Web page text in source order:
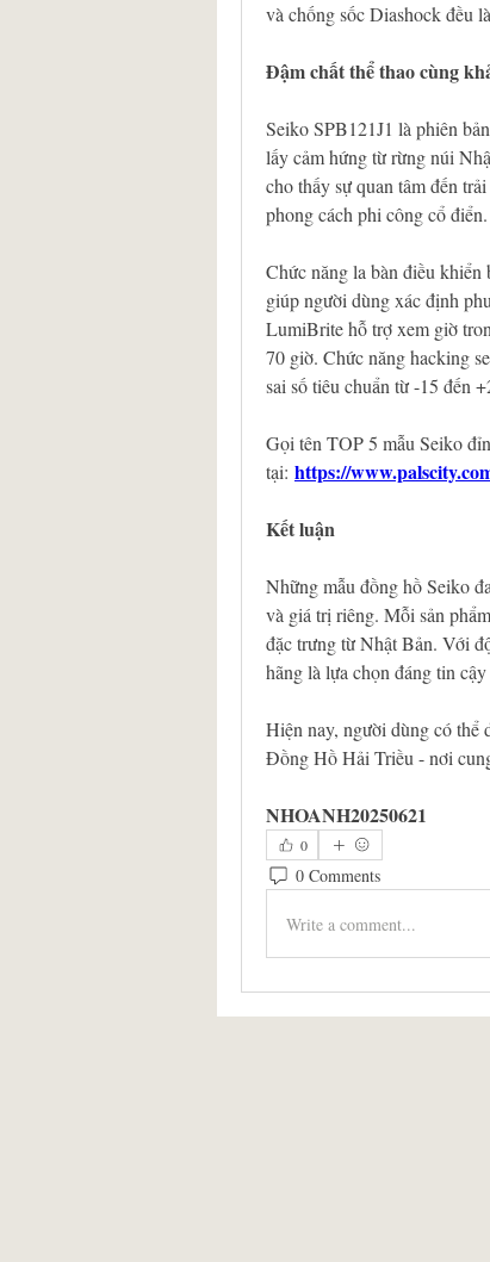
và chống sốc Diashock đều
Đậm chất thể thao cùng
Seiko SPB121J1 là phiên
lấy cảm hứng từ rừng núi
cho thấy sự quan tâm đến
phong cách phi công cổ điển.
Chức năng la bàn điều
giúp người dùng xác định
LumiBrite hỗ trợ xem giờ
70 giờ. Chức năng hacking
sai số tiêu chuẩn từ -15 đến
Gọi tên TOP 5 mẫu Seiko
tại: https://
Kết luận
Những mẫu đồng hồ Seiko
và giá trị riêng. Mỗi sản
đặc trưng từ Nhật Bản. Với
hãng là lựa chọn đáng tin
Hiện nay, người dùng có thể
Đồng Hồ Hải Triều - nơi
NHOANH20250621
0
0 Comments
Write a comment...